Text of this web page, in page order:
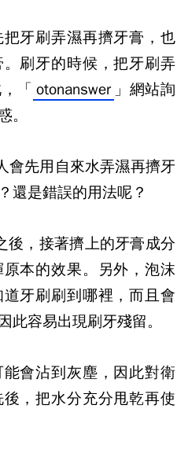
牙刷弄濕再擠牙膏，也
刷牙的時候，把牙刷弄
「 otonanswer 」網站詢
。
會先用自來水弄濕再擠牙
還是錯誤的用法呢？
後，接著擠上的牙膏成分
本的效果。另外，泡沫
牙刷刷到哪裡，而且會
此容易出現刷牙殘留。
能會沾到灰塵，因此對衛
，把水分充分甩乾再使